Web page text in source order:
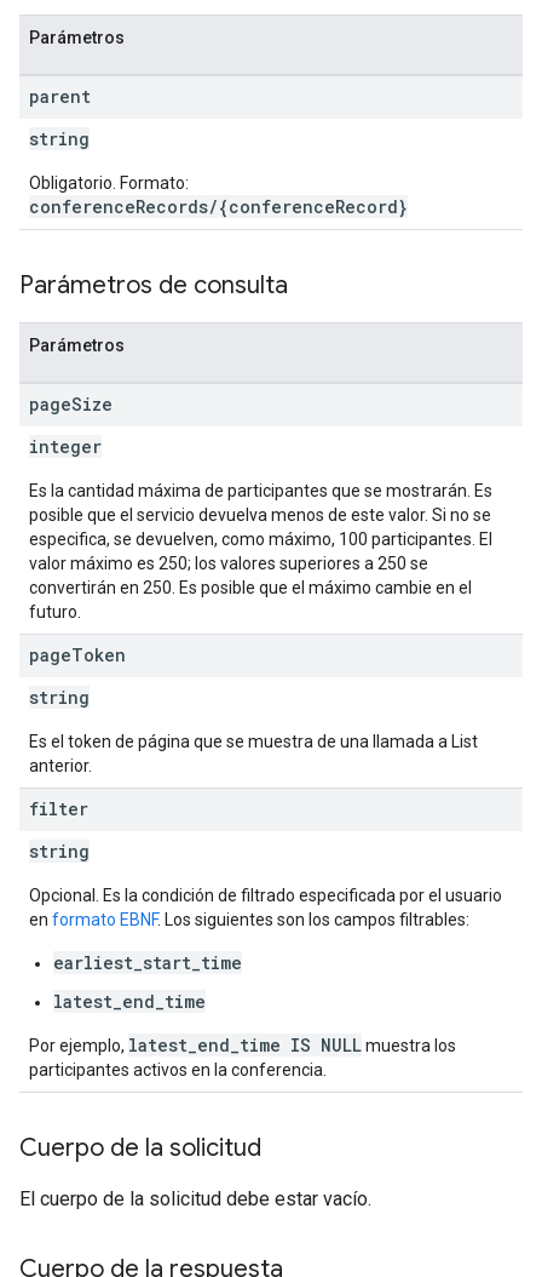
Parámetros
parent
string
Obligatorio. Formato:
conferenceRecords/{conferenceRecord}
Parámetros de consulta
Parámetros
pageSize
integer
Es la cantidad máxima de participantes que se mostrarán. Es
posible que el servicio devuelva menos de este valor. Si no se
especifica, se devuelven, como máximo, 100 participantes. El
valor máximo es 250; los valores superiores a 250 se
convertirán en 250. Es posible que el máximo cambie en el
futuro.
pageToken
string
Es el token de página que se muestra de una llamada a List
anterior.
filter
string
Opcional. Es la condición de filtrado especificada por el usuario
en formato EBNF. Los siguientes son los campos filtrables:
earliest_start_time
latest_end_time
Por ejemplo, latest_end_time IS NULLmuestra los
participantes activos en la conferencia.
Cuerpo de la solicitud
El cuerpo de la solicitud debe estar vacío.
Cuerpo de la respuesta